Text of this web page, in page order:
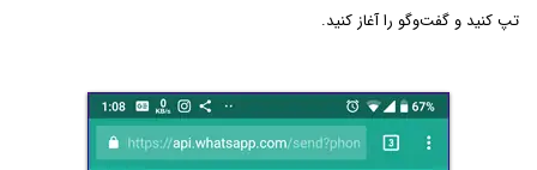
تپ کنید و گفت‌وگو را آغاز کنید.